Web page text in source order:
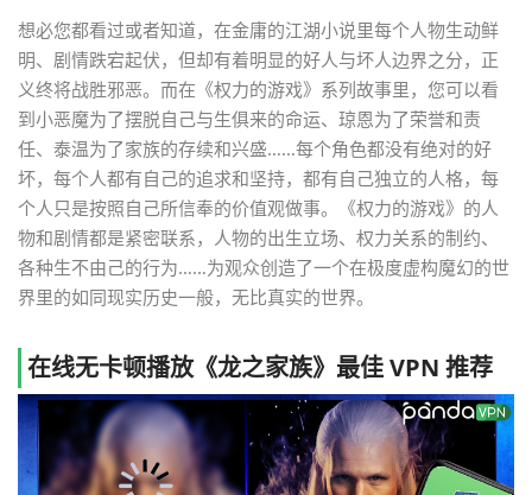
想必您都看过或者知道，在金庸的江湖小说里每个人物生动鲜
明、剧情跌宕起伏，但却有着明显的好人与坏人边界之分，正
义终将战胜邪恶。而在《权力的游戏》系列故事里，您可以看
到小恶魔为了摆脱自己与生俱来的命运、琼恩为了荣誉和责
任、泰温为了家族的存续和兴盛……每个角色都没有绝对的好
坏，每个人都有自己的追求和坚持，都有自己独立的人格，每
个人只是按照自己所信奉的价值观做事。《权力的游戏》的人
物和剧情都是紧密联系，人物的出生立场、权力关系的制约、
各种生不由己的行为……为观众创造了一个在极度虚构魔幻的世
界里的如同现实历史一般，无比真实的世界。
在线无卡顿播放《龙之家族》最佳 VPN 推荐